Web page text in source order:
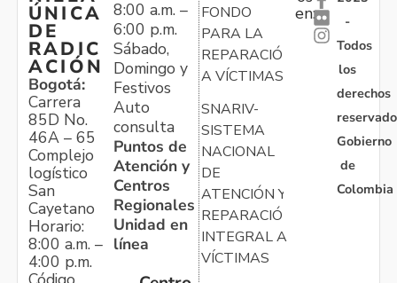
ÚNICA
DE
RADIC
ACIÓN
Bogotá:
Carrera
85D No.
46A – 65
Complejo
logístico
San
Cayetano
Horario:
8:00 a.m. –
4:00 p.m.
8:00 a.m. –
6:00 p.m.
Sábado,
Domingo y
Festivos
Auto
consulta
Puntos de
Atención y
Centros
Regionales
Unidad en
línea
FONDO
PARA LA
REPARACIÓN
A VÍCTIMAS
SNARIV-
SISTEMA
NACIONAL
DE
ATENCIÓN Y
REPARACIÓN
INTEGRAL A
VÍCTIMAS
en:
-
Todos
los
derechos
Gobierno
de
Colombia